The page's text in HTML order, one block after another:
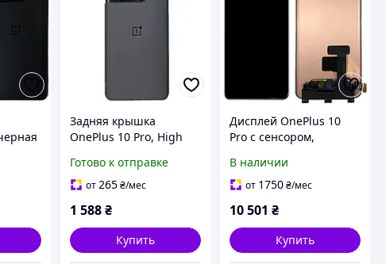
Задняя крышка
OnePlus 10 Pro, High
Готово к отправке
от265 ₴/мес
1 588 ₴
Купить
Дисплей OnePlus 10
Pro с сенсором,
В наличии
от 1750₴/мес
10 501 ₴
Купить